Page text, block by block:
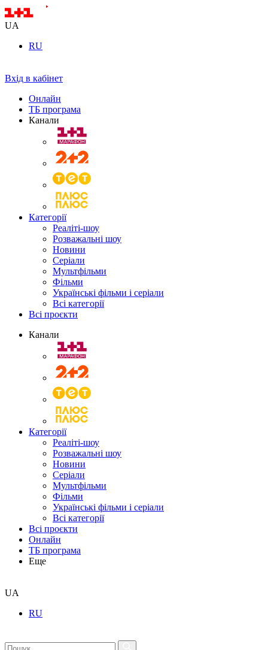
UA
RU
Вхід в кабінет
Онлайн
ТБ програма
Канали
Категорії
Реаліті-шоу
Розважальні шоу
Новини
Серіали
Мультфільми
Фільми
Українські фільми і серіали
Всі категорії
Всі проєкти
Канали
Категорії
Реаліті-шоу
Розважальні шоу
Новини
Серіали
Мультфільми
Фільми
Українські фільми і серіали
Всі категорії
Всі проєкти
Онлайн
ТБ програма
Еще
UA
RU